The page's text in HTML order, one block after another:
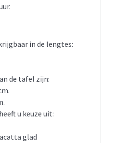
in de lengtes:
de tafel zijn:
u keuze uit:
glad